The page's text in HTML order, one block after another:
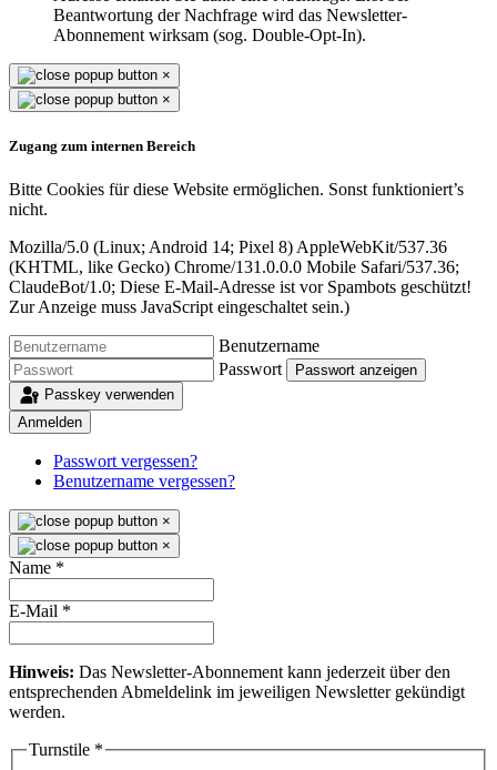
Beantwortung der Nachfrage wird das Newsletter-
Abonnement wirksam (sog. Double-Opt-In).
×
×
Zugang zum internen Bereich
Bitte Cookies für diese Website ermöglichen. Sonst funktioniert’s
nicht.
Mozilla/5.0 (Linux; Android 14; Pixel 8) AppleWebKit/537.36
(KHTML, like Gecko) Chrome/131.0.0.0 Mobile Safari/537.36;
ClaudeBot/1.0; Diese E-Mail-Adresse ist vor Spambots geschützt!
Zur Anzeige muss JavaScript eingeschaltet sein.)
Benutzername
Passwort
Passwort anzeigen
Passkey verwenden
Anmelden
Passwort vergessen?
Benutzername vergessen?
×
×
Name *
E-Mail *
Hinweis: Das Newsletter-Abonnement kann jederzeit über den
entsprechenden Abmeldelink im jeweiligen Newsletter gekündigt
werden.
Turnstile *